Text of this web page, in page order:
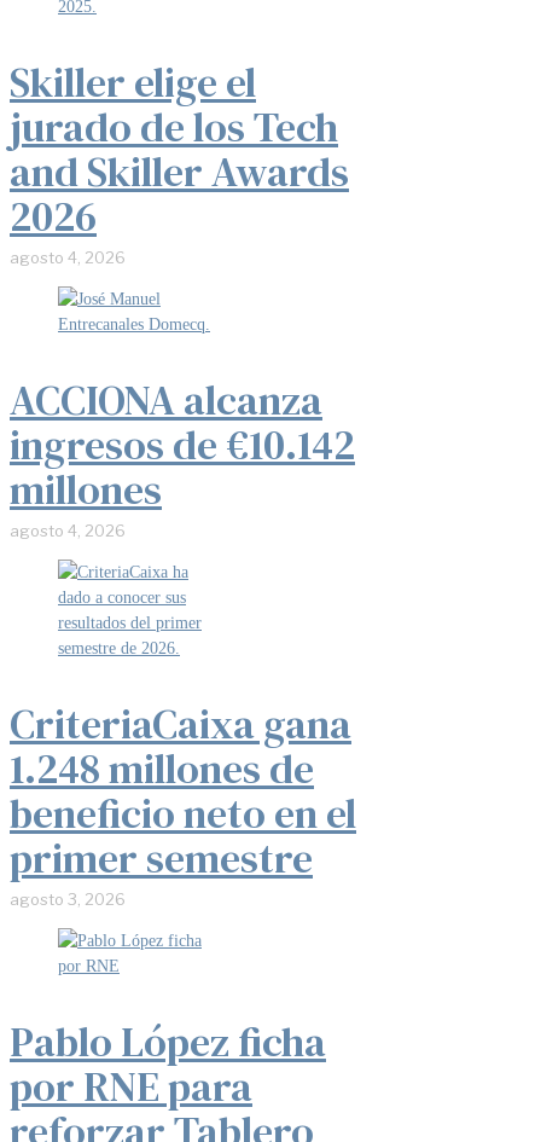
Skiller elige el
jurado de los Tech
and Skiller Awards
2026
agosto 4, 2026
ACCIONA alcanza
ingresos de €10.142
millones
agosto 4, 2026
CriteriaCaixa gana
1.248 millones de
beneficio neto en el
primer semestre
agosto 3, 2026
Pablo López ficha
por RNE para
reforzar Tablero